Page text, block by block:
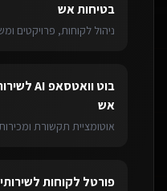
בטיחות אש
ניהול לקוחות, פרויקטים
בוט וואטסאפ AI ל
אש
אוטומציית תקשורת ומכירות 24/
פורטל לקוחותל